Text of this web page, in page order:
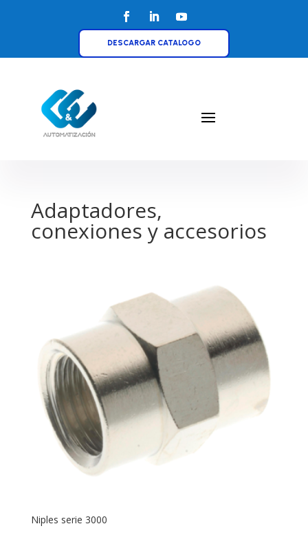
DESCARGAR CATALOGO
Adaptadores,
conexiones y accesorios
Niples serie 3000